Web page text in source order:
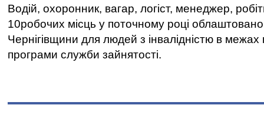
Водій, охоронник, вагар, логіст, менеджер,
10робочих місць у поточному році
Чернігівщини для людей з інвалідністю в межах
програми служби зайнятості.